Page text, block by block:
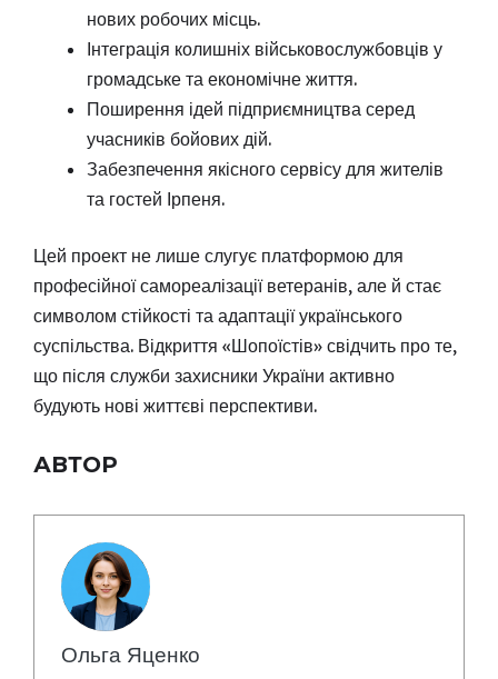
нових робочих місць.
Інтеграція колишніх військовослужбовців у
громадське та економічне життя.
Поширення ідей підприємництва серед
учасників бойових дій.
Забезпечення якісного сервісу для жителів
та гостей Ірпеня.
Цей проект не лише слугує платформою для
професійної самореалізації ветеранів, але й стає
символом стійкості та адаптації українського
суспільства. Відкриття «Шопоїстів» свідчить про те,
що після служби захисники України активно
будують нові життєві перспективи.
АВТОР
Ольга Яценко